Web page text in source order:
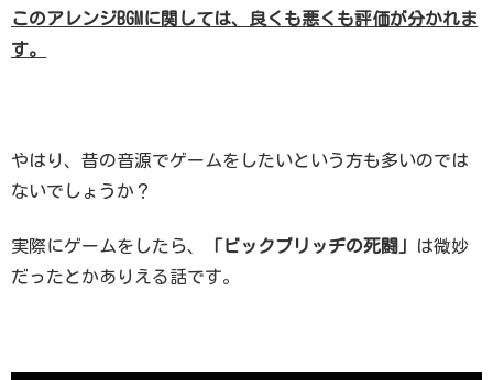
このアレンジBGMに関しては、良くも悪くも評価が分かれま
す。
やはり、昔の音源でゲームをしたいという方も多いのでは
ないでしょうか？
実際にゲームをしたら、 「ビックブリッヂの死闘」
は微妙
だったとかありえる話です。